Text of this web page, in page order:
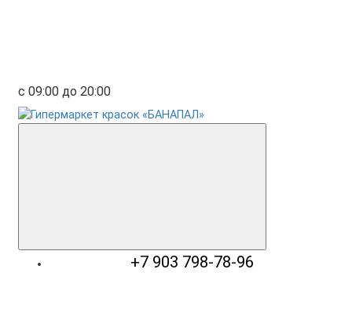
с 09:00 до 20:00
+7 903 798-78-96